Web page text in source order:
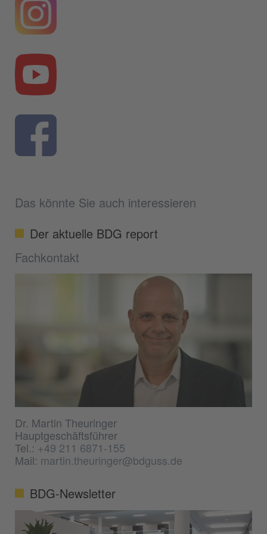
Das könnte Sie auch interessieren
Der aktuelle BDG report
Fachkontakt
Dr. Martin Theuringer
Hauptgeschäftsführer
Tel.:+49 211 6871-155
Mail: martin.theuringer@bdguss.de
BDG-Newsletter